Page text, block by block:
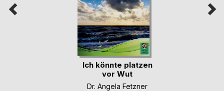
Ich könnte platzen
vor Wut
Dr. Angela Fetzner